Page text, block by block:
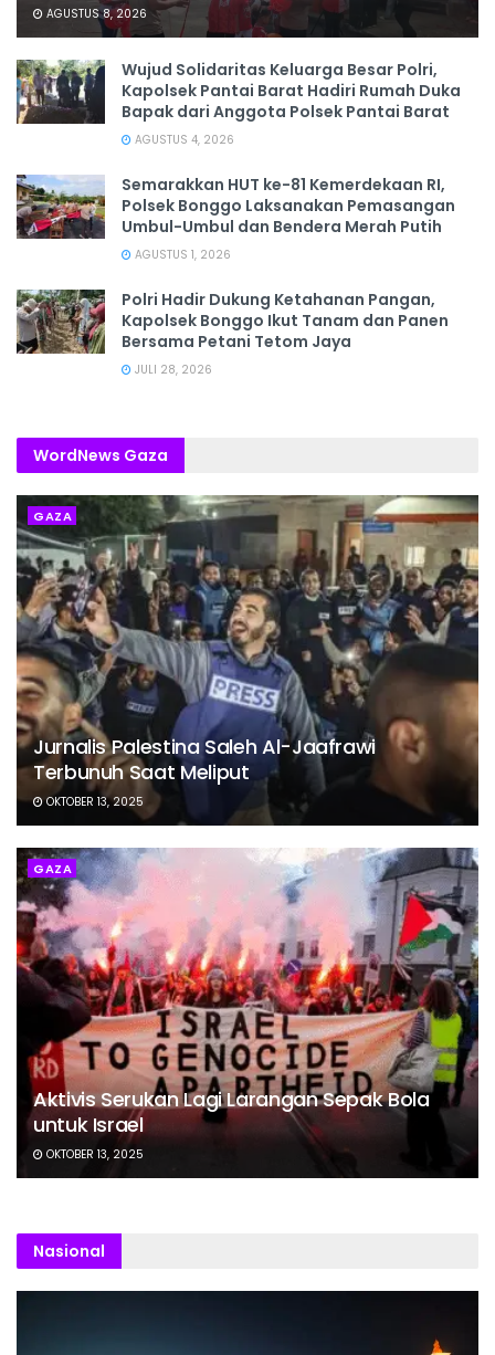
AGUSTUS 8, 2026
Wujud Solidaritas Keluarga Besar Polri,
Kapolsek Pantai Barat Hadiri Rumah Duka
Bapak dari Anggota Polsek Pantai Barat
AGUSTUS 4, 2026
Semarakkan HUT ke-81 Kemerdekaan RI,
Polsek Bonggo Laksanakan Pemasangan
Umbul-Umbul dan Bendera Merah Putih
AGUSTUS 1, 2026
Polri Hadir Dukung Ketahanan Pangan,
Kapolsek Bonggo Ikut Tanam dan Panen
Bersama Petani Tetom Jaya
JULI 28, 2026
WordNews Gaza
GAZA
Jurnalis Palestina Saleh Al-Jaafrawi
Terbunuh Saat Meliput
OKTOBER 13, 2025
GAZA
Aktivis Serukan Lagi Larangan Sepak Bola
untuk Israel
OKTOBER 13, 2025
Nasional